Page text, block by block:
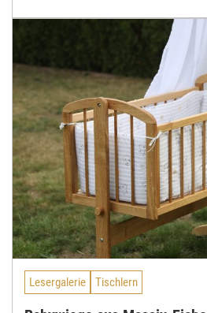
Lesergalerie Tischlern